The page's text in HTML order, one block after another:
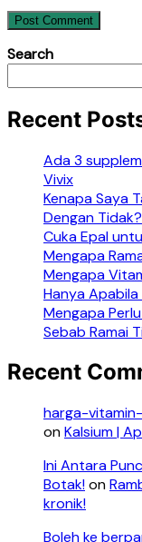
Search
Recent
Ada 3
Vivix
Kenapa Saya
Dengan
Cuka Epal
Mengapa
Mengapa
Hanya
Mengapa
Sebab Ramai
Recent
harga-
onKalsium |
Ini Antara
Botak!on
kronik!
Boleh ke